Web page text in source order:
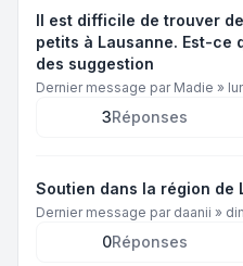
Il est difficile de trouver
petits à Lausanne. Est-ce
des suggestion
Dernier message par Madie »
3Réponses
Soutien dans la région de
Dernier message par daanii »
0Réponses